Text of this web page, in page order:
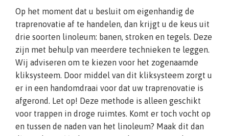
Op het moment dat u besluit om eigenhandig de
traprenovatie af te handelen, dan krijgt u de keus uit
drie soorten linoleum: banen, stroken en tegels. Deze
zijn met behulp van meerdere technieken te leggen.
Wij adviseren om te kiezen voor het zogenaamde
kliksysteem. Door middel van dit kliksysteem zorgt u
er in een handomdraai voor dat uw traprenovatie is
afgerond. Let op! Deze methode is alleen geschikt
voor trappen in droge ruimtes. Komt er toch vocht op
en tussen de naden van het linoleum? Maak dit dan